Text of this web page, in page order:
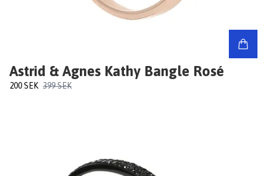
Astrid & Agnes Kathy Bangle Rosé
200 SEK 399 SEK